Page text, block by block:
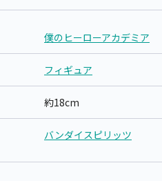
僕のヒーローアカデミア
フィギュア
約18cm
バンダイスピリッツ